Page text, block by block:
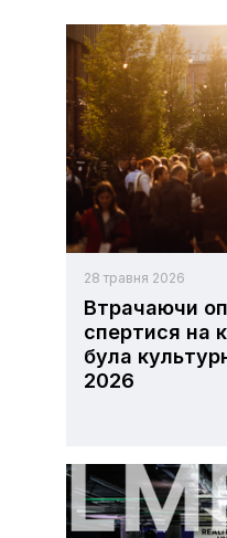
28 травня 2026
Втрачаючи
спертися на
була
2026